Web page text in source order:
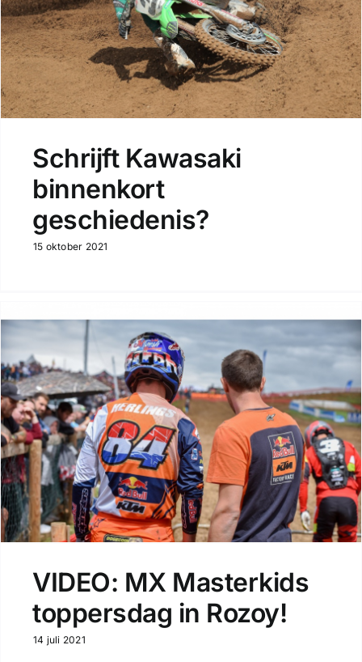
Schrijft Kawasaki
binnenkort
geschiedenis?
15 oktober 2021
VIDEO: MX Masterkids
toppersdag in Rozoy!
14 juli 2021